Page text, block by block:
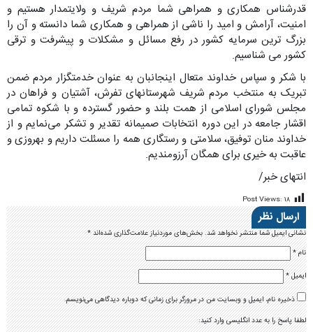
قدرشناس همکاری و همراهی شما مردم شریف و ولایتمدار هستیم و
امنیت، آرامش و امید را ناشی از همراهی و همکاری شما دانسته و آن را
بزرگ ترین سرمایه کشور در رفع مسائل و مشکلات و پیشرفت و ترقی
کشور می شناسیم.
با شکر و سپاس خداوند متعال اینجانبان به عنوان خدمتگزار مردم ضمن
تبریک به منتخب مردم شریف شهرستانهای تفرش، آشتیان و فراهان در
مجلس شورای اسلامی از همت بلند و حضور گسترده و با شکوه تمامی
اقشار جامعه در این دوره انتخابات صمیمانه تقدیر و تشکر می‌نمایم و از
خداوند منان توفیق، سلامتی و رستگاری همه را مسئلت داریم و بهروزی و
عاقبت به خیری برای همگان آرزومندیم.
انتهای خبر/
Post Views: ۱۸
ارسال نظر
نشانی ایمیل شما منتشر نخواهد شد.بخش‌های موردنیاز علامت‌گذاری شده‌اند*
نام*
ایمیل*
ذخیره نام، ایمیل و وبسایت من در مرورگر برای زمانی که دوباره دیدگاهی می‌نویسم.
لطفا پاسخ را به عدد انگلیسی وارد کنید: